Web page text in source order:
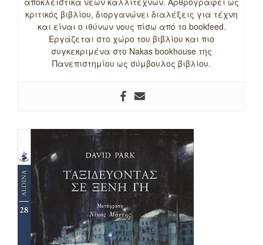
κριτικός βιβλίου, διοργανώνει διαλέξεις για τέχνη
και είναι ο ιθύνων νους πίσω από το bookfeed.
Εργάζεται στο χώρο του βιβλίου και πιο
συγκεκριμένα στο Nakas bookhouse της
Πανεπιστημίου ως σύμβουλος βιβλίου.